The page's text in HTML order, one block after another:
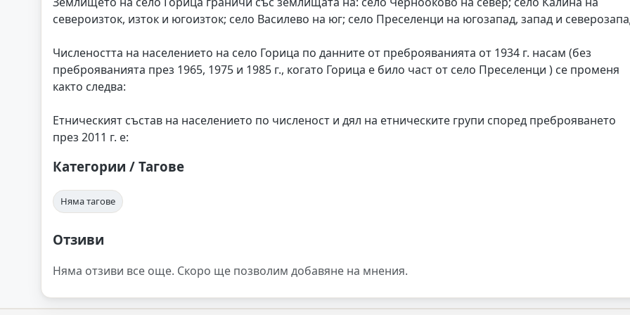
североизток, изток и югоизток; село Василево на юг; село Преселенци на югозапад, запад и
Числеността на населението на село Горица по данните от преброяванията от 1934 г. насам (без
преброяванията през 1965, 1975 и 1985 г., когато Горица е било част от село Преселенци ) се променя
както следва:
Етническият състав на населението по численост и дял на етническите групи според преброяването
през 2011 г. е:
Категории / Тагове
Няма тагове
Отзиви
Няма отзиви все още. Скоро ще позволим добавяне на мнения.